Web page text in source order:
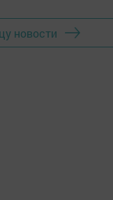
новости